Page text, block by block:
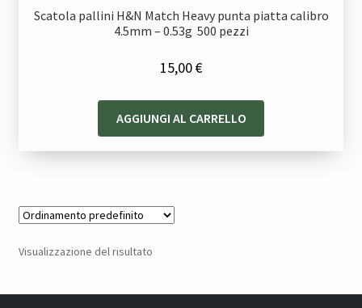
Scatola pallini H&N Match Heavy punta piatta calibro
4.5mm – 0.53g 500 pezzi
15,00€
AGGIUNGI AL CARRELLO
Visualizzazione del risultato